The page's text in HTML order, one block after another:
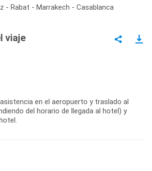
- Rabat - Marrakech - Casablanca
viaje
en el aeropuerto y traslado al
del horario de llegada al hotel) y